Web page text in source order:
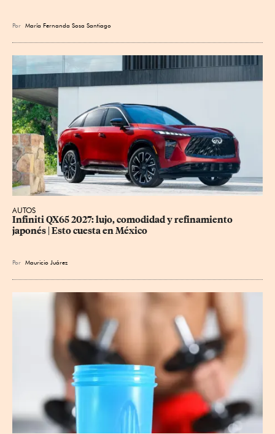
Por María Fernanda Sosa Santiago
AUTOS
Infiniti QX65 2027: lujo, comodidad y refinamiento
japonés | Esto cuesta en México
Por Mauricio Juárez